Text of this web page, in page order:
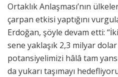
Ortaklık Anlaşması’nın
çarpan etkisi yaptığını
Erdoğan, şöyle devam etti:
sene yaklaşık 2,3 milyar
potansiyelimizi hâlâ tam
da yukarı taşımayı